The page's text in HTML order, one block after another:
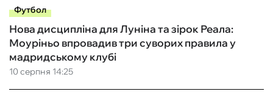
Футбол
10 серпня 14:25
Нова дисципліна для Луніна та зірок Реала:
Моуріньо впровадив три суворих правила у
мадридському клубі